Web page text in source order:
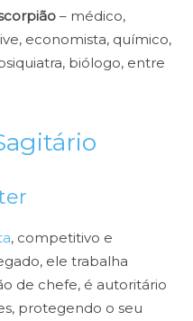
– médico,
economista, químico,
biólogo, entre
, competitivo e
ele trabalha
de chefe, é autoritário
protegendo o seu